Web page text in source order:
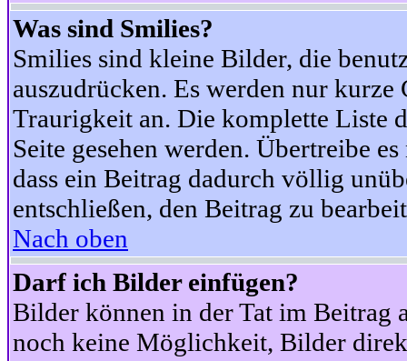
Was sind Smilies?
Smilies sind kleine Bilder, die
auszudrücken. Es werden nur
Traurigkeit an. Die komplette Liste
Seite gesehen werden. Übertreibe
dass ein Beitrag dadurch völlig
entschließen, den Beitrag zu
Nach oben
Darf ich Bilder einfügen?
Bilder können in der Tat im Beitrag
noch keine Möglichkeit, Bilder